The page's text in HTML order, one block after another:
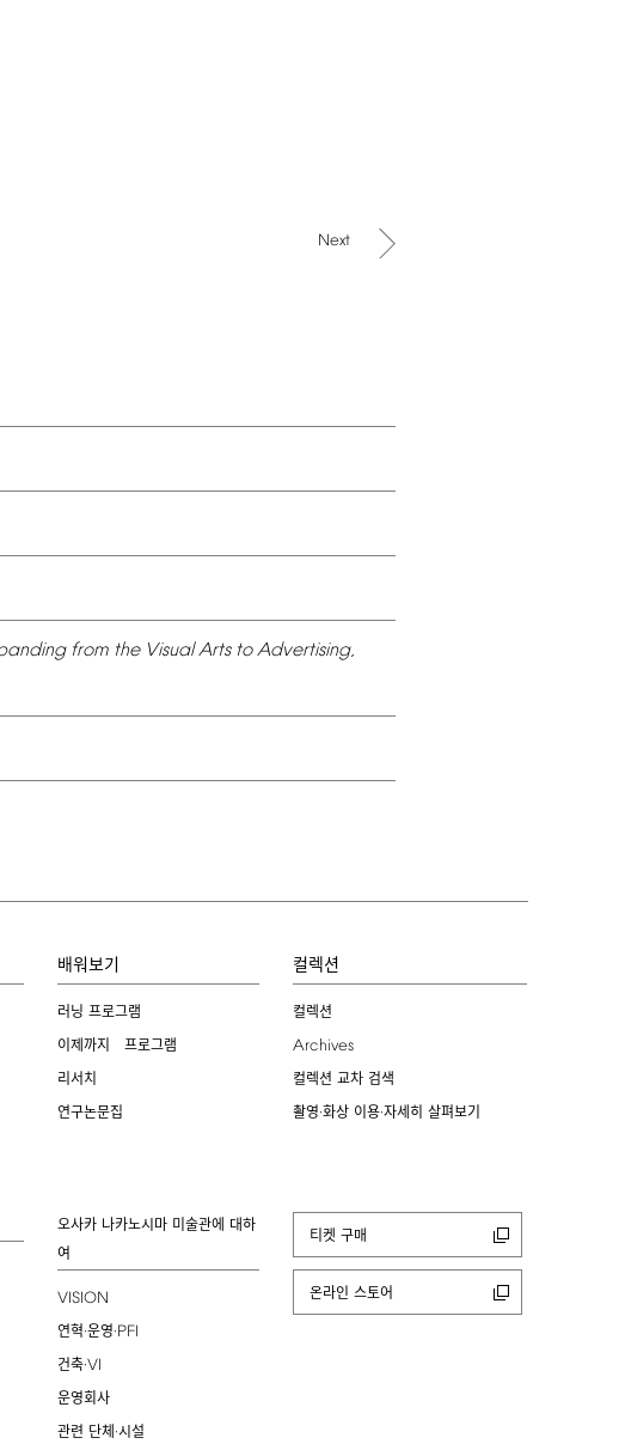
Next
from the Visual Arts to Advertising,
배워보기
러닝 프로그램
이제까지 프로그램
리서치
연구논문집
컬렉션
컬렉션
Archives
컬렉션 교차 검색
촬영·화상 이용·자세히 살펴보기
오사카 나카노시마 미술관에 대하
여
VISION
연혁·운영·PFI
건축·VI
운영회사
관련 단체·시설
티켓 구매
온라인 스토어